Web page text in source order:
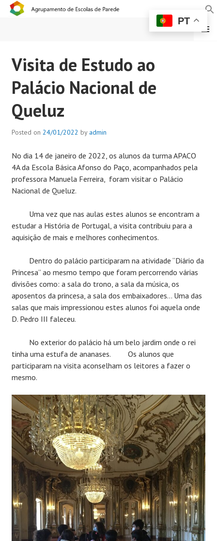
AGRUPAMENTO DE
ESCOLAS DE PAREDE
MENU
Visita de Estudo ao
Palácio Nacional de
Queluz
Posted on 24/01/2022 by admin
No dia 14 de janeiro de 2022, os alunos da turma APACO
4A da Escola Básica Afonso do Paço, acompanhados pela
professora Manuela Ferreira, foram visitar o Palácio
Nacional de Queluz.
Uma vez que nas aulas estes alunos se encontram a
estudar a História de Portugal, a visita contribuiu para a
aquisição de mais e melhores conhecimentos.
Dentro do palácio participaram na atividade “Diário da
Princesa” ao mesmo tempo que foram percorrendo várias
divisões como: a sala do trono, a sala da música, os
aposentos da princesa, a sala dos embaixadores… Uma das
salas que mais impressionou estes alunos foi aquela onde
D. Pedro III faleceu.
No exterior do palácio há um belo jardim onde o rei
tinha uma estufa de ananases. Os alunos que
participaram na visita aconselham os leitores a fazer o
mesmo.
PT